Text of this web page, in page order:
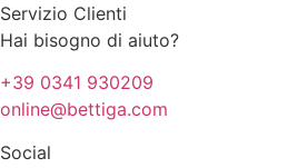
Servizio Clienti
Hai bisogno di aiuto?
+39 0341 930209
online@bettiga.com
Social